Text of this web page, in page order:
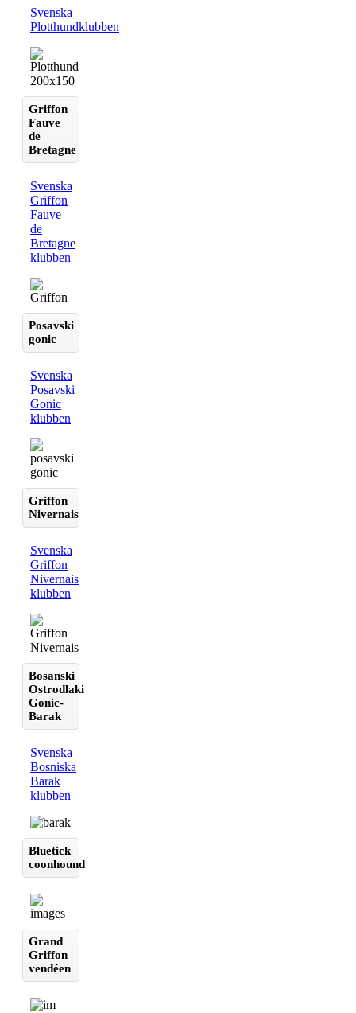
Svenska
Plotthundklubben
Griffon
Fauve
de
Bretagne
Svenska
Griffon
Fauve
de
Bretagne
klubben
Posavski
gonic
Svenska
Posavski
Gonic
klubben
Griffon
Nivernais
Svenska
Griffon
Nivernais
klubben
Bosanski
Ostrodlaki
Gonic-
Barak
Svenska
Bosniska
Barak
klubben
Bluetick
coonhound
Grand
Griffon
vendéen